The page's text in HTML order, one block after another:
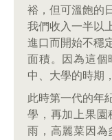
裕，但可溫飽的
我們收入一半以
進口而開始不穩
面積。因為這個
中、大學的時期
此時第一代的年
學，再加上果園
雨，高麗菜因為